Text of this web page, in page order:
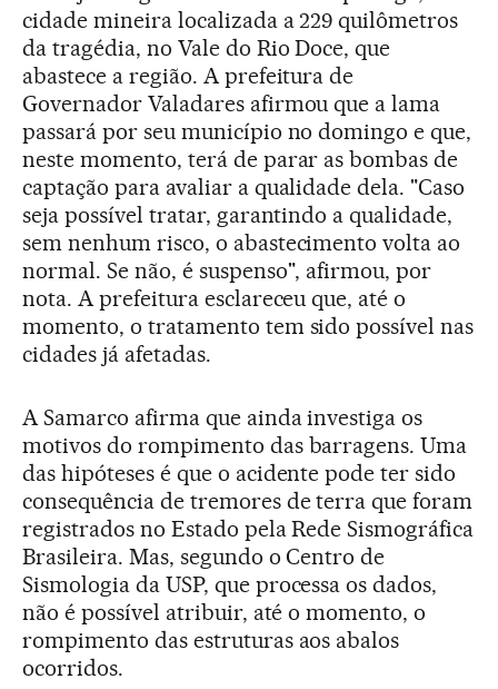
cidade mineira localizada a 229 quilômetros
da tragédia, no Vale do Rio Doce, que
abastece a região. A prefeitura de
Governador Valadares afirmou que a lama
passará por seu município no domingo e que,
neste momento, terá de parar as bombas de
captação para avaliar a qualidade dela. "Caso
seja possível tratar, garantindo a qualidade,
sem nenhum risco, o abastecimento volta ao
normal. Se não, é suspenso", afirmou, por
nota. A prefeitura esclareceu que, até o
momento, o tratamento tem sido possível nas
cidades já afetadas.
A Samarco afirma que ainda investiga os
motivos do rompimento das barragens. Uma
das hipóteses é que o acidente pode ter sido
consequência de tremores de terra que foram
registrados no Estado pela Rede Sismográfica
Brasileira. Mas, segundo o Centro de
Sismologia da USP, que processa os dados,
não é possível atribuir, até o momento, o
rompimento das estruturas aos abalos
ocorridos.